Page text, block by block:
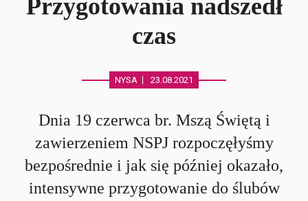
Przygotowania nadszedł
czas
NYSA 23.08.2021
Dnia 19 czerwca br. Mszą Świętą i
zawierzeniem NSPJ rozpoczęłyśmy
bezpośrednie i jak się później okazało,
intensywne przygotowanie do ślubów